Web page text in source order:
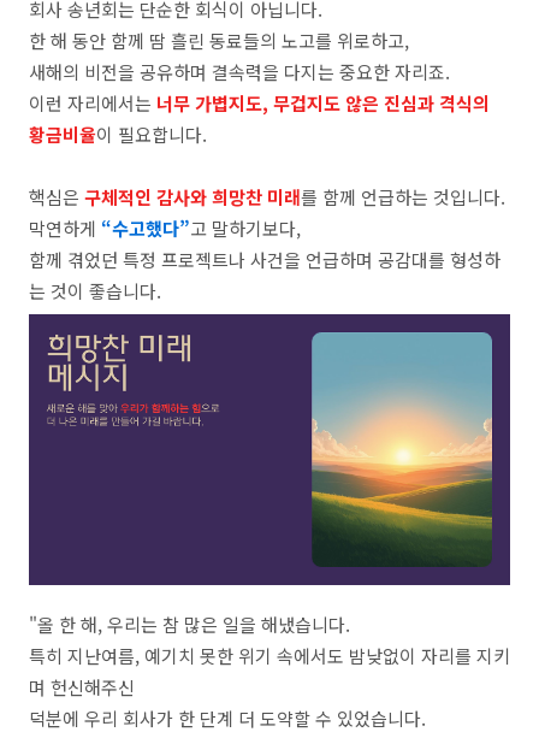
회사 송년회는 단순한 회식이 아닙니다.
​한 해 동안 함께 땀 흘린 동료들의 노고를 위로하고,
새해의 비전을 공유하며 결속력을 다지는 중요한 자리죠. ​
이런 자리에서는 너무 가볍지도, 무겁지도 않은 진심과 격식의
황금비율이 필요합니다.
핵심은 구체적인 감사와 희망찬 미래를 함께 언급하는 것입니다.
​막연하게 “수고했다”고 말하기보다,
함께 겪었던 특정 프로젝트나 사건을 언급하며 공감대를 형성하
는 것이 좋습니다.
"올 한 해, 우리는 참 많은 일을 해냈습니다. ​
특히 지난여름, 예기치 못한 위기 속에서도 밤낮없이 자리를 지키
며 헌신해주신
덕분에 우리 회사가 한 단계 더 도약할 수 있었습니다. ​